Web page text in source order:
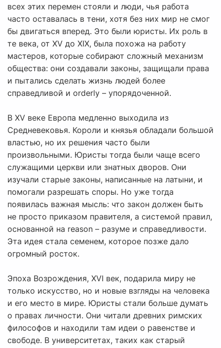
всех этих перемен стояли и люди, чья работа
часто оставалась в тени, хотя без них мир не смог
бы двигаться вперед. Это были юристы. Их роль в
те века, от XV до XIX, была похожа на работу
мастеров, которые собирают сложный механизм
общества: они создавали законы, защищали права
и пытались сделать жизнь людей более
справедливой и orderly – упорядоченной.
В XV веке Европа медленно выходила из
Средневековья. Короли и князья обладали большой
властью, но их решения часто были
произвольными. Юристы тогда были чаще всего
служащими церкви или знатных дворов. Они
изучали старые законы, написанные на латыни, и
помогали разрешать споры. Но уже тогда
появилась важная мысль: что закон должен быть
не просто приказом правителя, а системой правил,
основанной на reason – разуме и справедливости.
Эта идея стала семенем, которое позже дало
огромный росток.
Эпоха Возрождения, XVI век, подарила миру не
только искусство, но и новые взгляды на человека
и его место в мире. Юристы стали больше думать
о правах личности. Они читали древних римских
философов и находили там идеи о равенстве и
свободе. В университетах, таких как старый